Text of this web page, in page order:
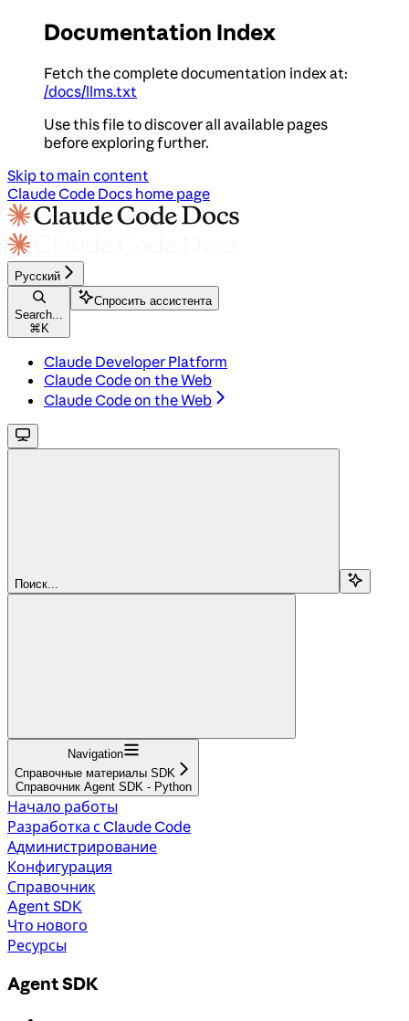
Documentation Index
Fetch the complete documentation index at:
/docs/llms.txt
Use this file to discover all available pages
before exploring further.
Skip to main content
Claude Code Docs home page
Русский
Search...
⌘ K
Спросить ассистента
Claude Developer Platform
Claude Code on the Web
Claude Code on the Web
Поиск...
Navigation
Справочные материалы SDK
Справочник Agent SDK - Python
Начало работы
Разработка с Claude Code
Администрирование
Конфигурация
Справочник
Agent SDK
Что нового
Ресурсы
Agent SDK